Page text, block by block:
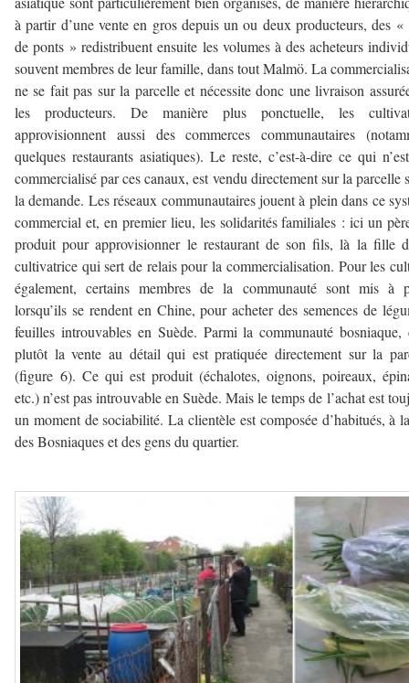
à partir d’une vente en gros depuis un ou deux producteurs, des «
de ponts » redistribuent ensuite les volumes à des acheteurs
souvent membres de leur famille, dans tout Malmö. La
ne se fait pas sur la parcelle et nécessite donc une livraison
les producteurs. De manière plus ponctuelle, les
approvisionnent aussi des commerces communautaires
quelques restaurants asiatiques). Le reste, c’est-à-dire ce qui
commercialisé par ces canaux, est vendu directement sur la parcelle
la demande. Les réseaux communautaires jouent à plein dans ce
commercial et, en premier lieu, les solidarités familiales : ici un
produit pour approvisionner le restaurant de son fils, là la fille
cultivatrice qui sert de relais pour la commercialisation. Pour les
également, certains membres de la communauté sont mis à
lorsqu’ils se rendent en Chine, pour acheter des semences de
feuilles introuvables en Suède. Parmi la communauté bosniaque,
plutôt la vente au détail qui est pratiquée directement sur la
(figure 6). Ce qui est produit (échalotes, oignons, poireaux,
etc.) n’est pas introuvable en Suède. Mais le temps de l’achat est
un moment de sociabilité. La clientèle est composée d’habitués, à
des Bosniaques et des gens du quartier.